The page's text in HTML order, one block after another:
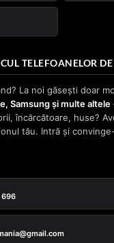
TELEFOANELOR
La noi găsești doar
Samsung și multe altele
încărcătoare, huse?
tău. Intră și
696